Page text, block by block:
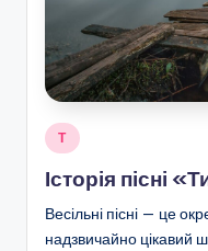
Опубліковано
Т
Історія пісні
Весільні пісні — це
надзвичайно цікавий